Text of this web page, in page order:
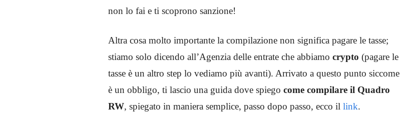
non lo fai e ti scoprono sanzione!
Altra cosa molto importante la compilazione non significa pagare le tasse;
stiamo solo dicendo all’Agenzia delle entrate che abbiamo crypto (pagare le
tasse è un altro step lo vediamo più avanti). Arrivato a questo punto siccome
è un obbligo, ti lascio una guida dove spiego come compilare il Quadro
RW, spiegato in maniera semplice, passo dopo passo, ecco il link.